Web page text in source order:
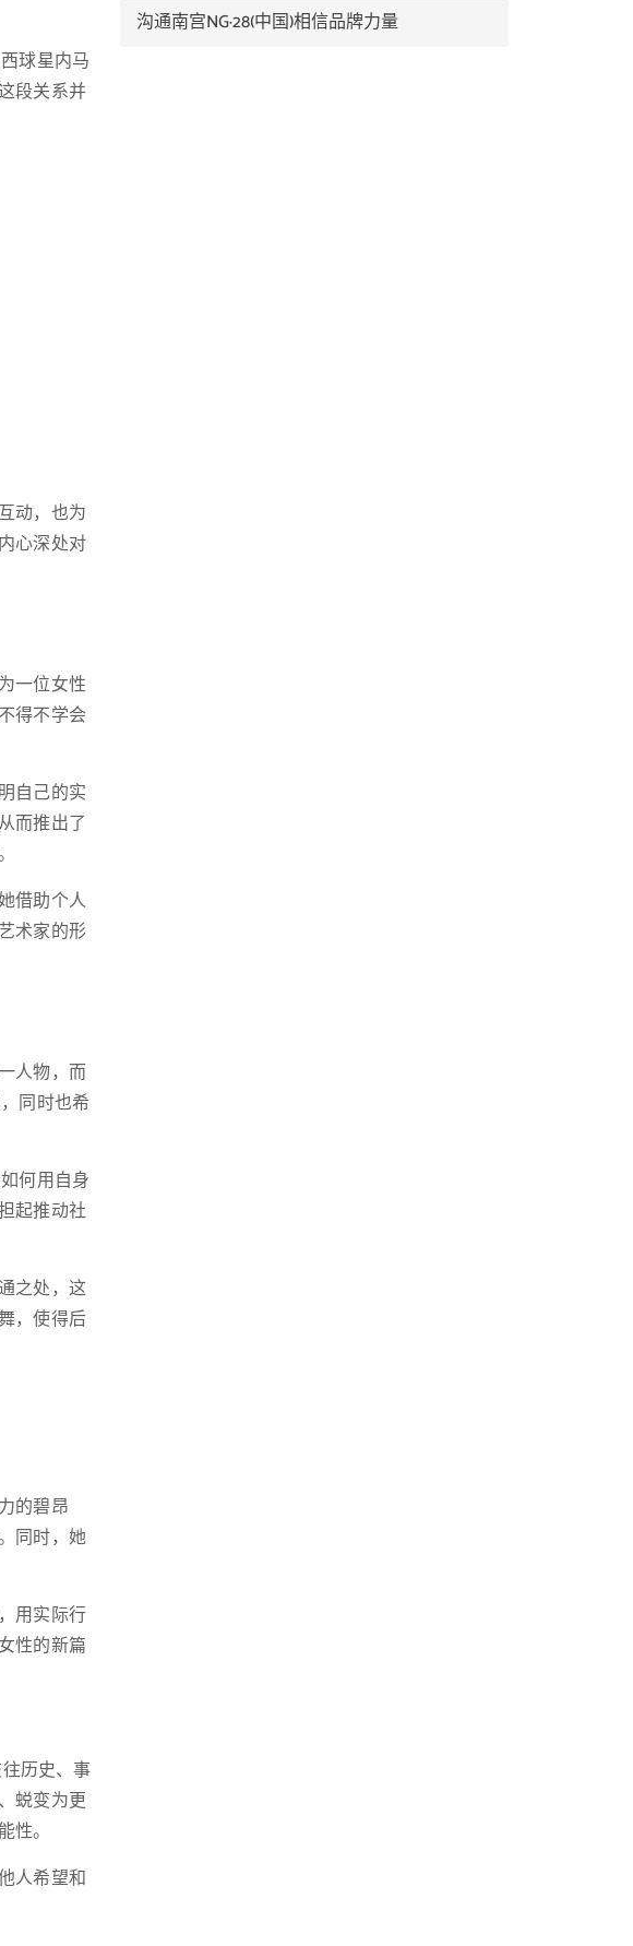
球星内马
段关系并
动，也为
心深处对
一位女性
得不学会
自己的实
而推出了
借助个人
术家的形
人物，而
同时也希
何用自身
起推动社
之处，这
，使得后
的碧昂
同时，她
用实际行
性的新篇
历史、事
蜕变为更
。
人希望和
沟通南宫NG·28(中国)相信品牌力量